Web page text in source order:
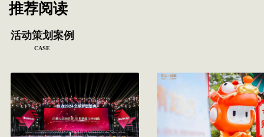
推荐阅读
活动策划案例
CASE